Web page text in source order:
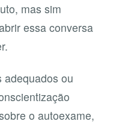
mas sim
essa conversa
adequados ou
o autoexame,